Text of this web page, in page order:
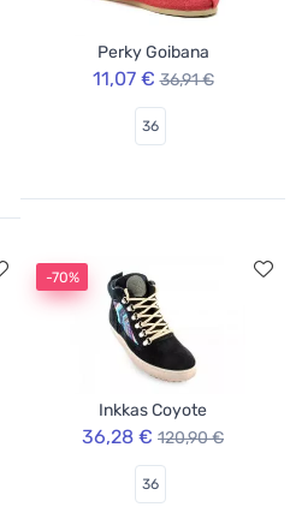
Perky Goibana
11,07 € 36,91 €
36
-70%
Inkkas Coyote
36,28 € 120,90 €
36